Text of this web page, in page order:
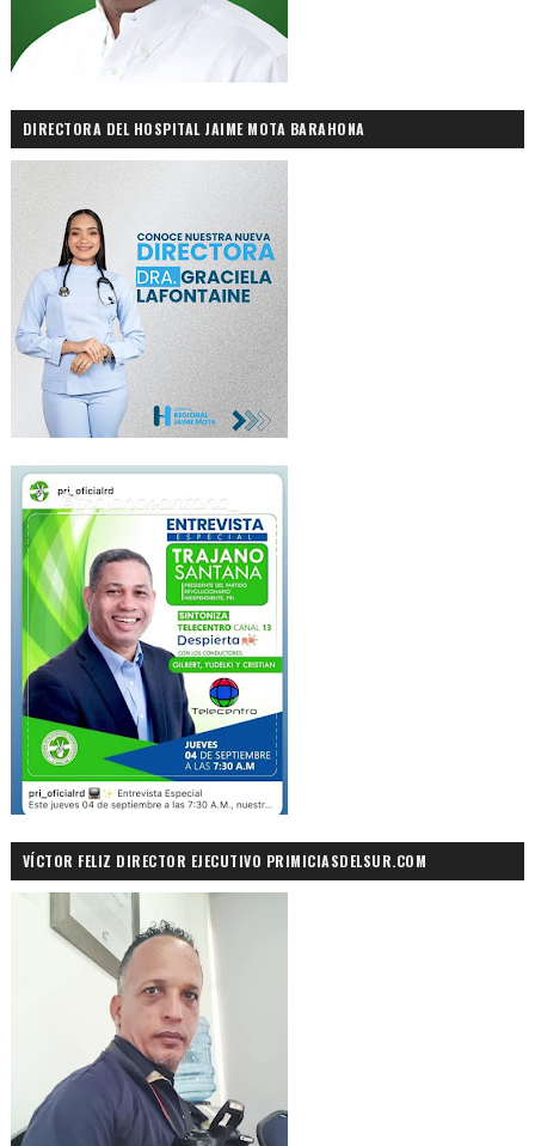
DIRECTORA DEL HOSPITAL JAIME MOTA BARAHONA
VÍCTOR FELIZ DIRECTOR EJECUTIVO PRIMICIASDELSUR.COM